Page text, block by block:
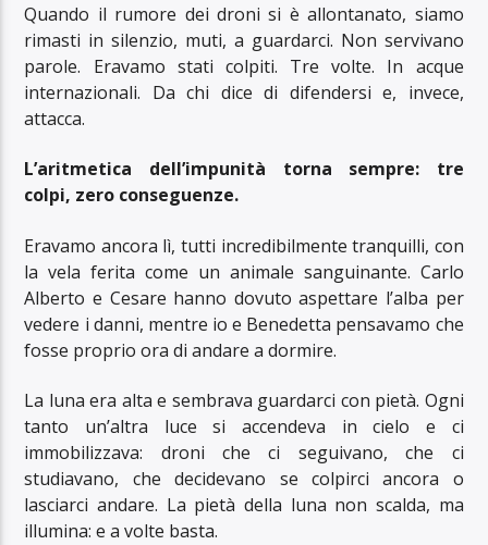
Quando il rumore dei droni si è allontanato, siamo
rimasti in silenzio, muti, a guardarci. Non servivano
parole. Eravamo stati colpiti. Tre volte. In acque
internazionali. Da chi dice di difendersi e, invece,
attacca.
L’aritmetica dell’impunità torna sempre: tre
colpi, zero conseguenze.
Eravamo ancora lì, tutti incredibilmente tranquilli, con
la vela ferita come un animale sanguinante. Carlo
Alberto e Cesare hanno dovuto aspettare l’alba per
vedere i danni, mentre io e Benedetta pensavamo che
fosse proprio ora di andare a dormire.
La luna era alta e sembrava guardarci con pietà. Ogni
tanto un’altra luce si accendeva in cielo e ci
immobilizzava: droni che ci seguivano, che ci
studiavano, che decidevano se colpirci ancora o
lasciarci andare. La pietà della luna non scalda, ma
illumina: e a volte basta.